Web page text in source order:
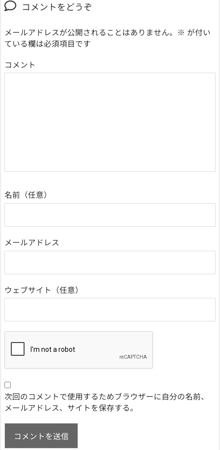
コメントをどうぞ
メールアドレスが公開されることはありません。 ※ が付い
ている欄は必須項目です
コメント
名前
メールアドレス
ウェブサイト
次回のコメントで使用するためブラウザーに自分の名前、
メールアドレス、サイトを保存する。